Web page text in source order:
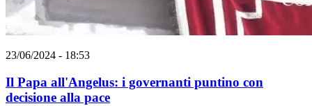
23/06/2024 - 18:53
Il Papa all'Angelus: i governanti puntino con
decisione alla pace